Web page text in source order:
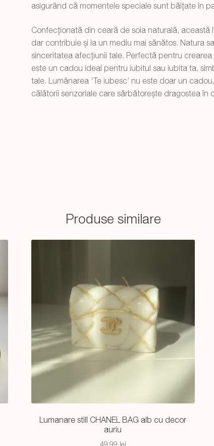
asigurând că momentele speciale sunt băițate în
Confecționată din ceară de soia naturală, această
dar contribuie și la un mediu mai sănătos. Natura
sinceritatea afecțiunii tale. Perfectă pentru
este un cadou ideal pentru iubitul sau iubita ta,
tale. Lumânarea ‘Te iubesc’ nu este doar un
călătorii senzoriale care sărbătorește dragostea în
Produse similare
Lumanare still CHANEL BAG alb cu decor
auriu
49,99 lei